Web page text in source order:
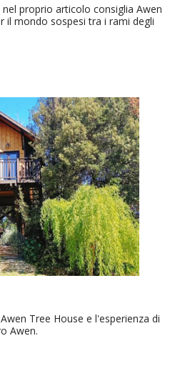
proprio articolo consiglia Awen
il mondo sospesi tra i rami degli
Tree House e l'esperienza di
Awen.